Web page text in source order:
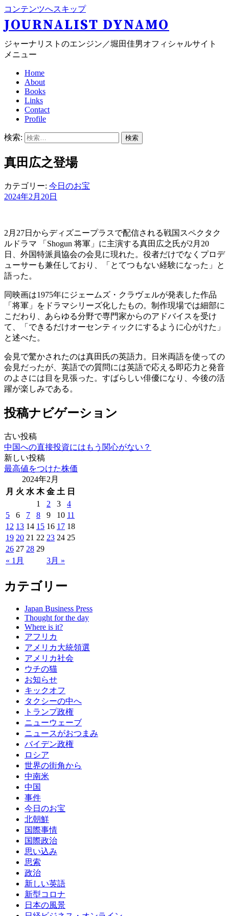
コンテンツへスキップ
JOURNALIST DYNAMO
ジャーナリストのエンジン／堀田佳男オフィシャルサイト
メニュー
Home
About
Books
Links
Contact
Profile
検索:
真田広之登場
カテゴリー: 今日のお宝
2024年2月20日
2月27日からディズニープラスで配信される戦国スペクタク
ルドラマ 「Shogun 将軍」に主演する真田広之氏が2月20
日、外国特派員協会の会見に現れた。役者だけでなくプロデ
ューサーも兼任しており、「とてつもない経験になった」と
語った。
同映画は1975年にジェームズ・クラヴェルが発表した作品
「将軍」をドラマシリーズ化したもの。制作現場では細部に
こだわり、あらゆる分野で専門家からのアドバイスを受け
て、「できるだけオーセンティックにするように心がけた」
と述べた。
会見で驚かされたのは真田氏の英語力。日米両語を使っての
会見だったが、英語での質問には英語で応える即応力と発音
のよさには目を見張った。すばらしい俳優になり、今後の活
躍が楽しみである。
投稿ナビゲーション
古い投稿
中国への直接投資にはもう関心がない？
新しい投稿
最高値をつけた株価
2024年2月
月 火 水 木 金 土 日
« 1月 3月 »
1 2 3
4
5
6 7 8 9 10 11
12 13 14 15 16 17 18
19 20 21 22 23 24 25
26 27 28 29
カテゴリー
Japan Business Press
Thought for the day
Where is it?
アフリカ
アメリカ大統領選
アメリカ社会
ウチの猫
お知らせ
キックオフ
タクシーの中へ
トランプ政権
ニューウェーブ
ニュースがおつまみ
バイデン政権
ロシア
世界の街角から
中南米
中国
事件
今日のお宝
北朝鮮
国際事情
国際政治
思い込み
思索
政治
新しい英語
新型コロナ
日本の風景